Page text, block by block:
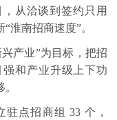
从洽谈到签约只用
淮南招商速度”。
产业”为目标，把招
和产业升级上下功
驻点招商组 33 个，